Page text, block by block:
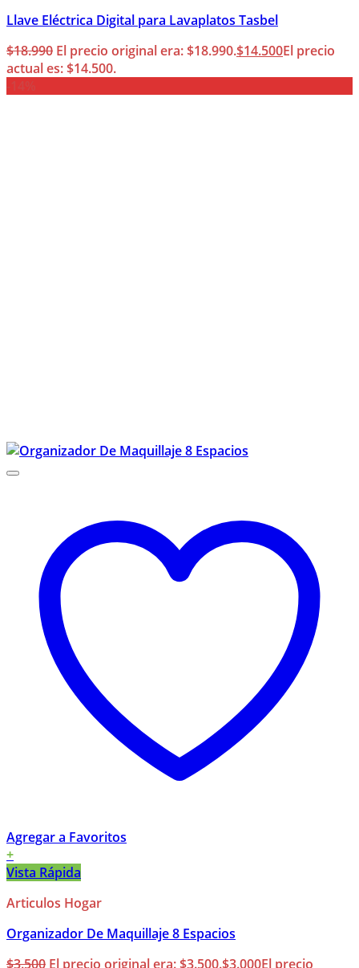
Llave Eléctrica Digital para Lavaplatos Tasbel
$18.990 El precio original era: $18.990.$14.500El precio
actual es: $14.500.
Agregar a Favoritos
+
Vista Rápida
Articulos Hogar
Organizador De Maquillaje 8 Espacios
$3.500 El precio original era: $3.500.$3.000El precio